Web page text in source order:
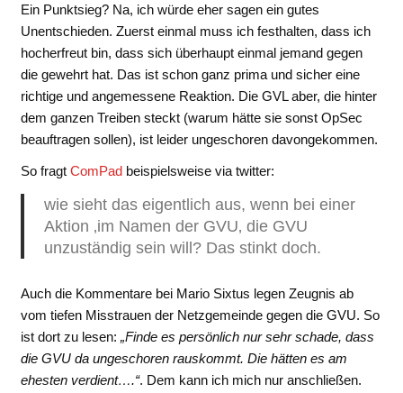
Ein Punktsieg? Na, ich würde eher sagen ein gutes
Unentschieden. Zuerst einmal muss ich festhalten, dass ich
hocherfreut bin, dass sich überhaupt einmal jemand gegen
die gewehrt hat. Das ist schon ganz prima und sicher eine
richtige und angemessene Reaktion. Die GVL aber, die hinter
dem ganzen Treiben steckt (warum hätte sie sonst OpSec
beauftragen sollen), ist leider ungeschoren davongekommen.
So fragt ComPadbeispielsweise via twitter:
wie sieht das eigentlich aus, wenn bei einer
Aktion ‚im Namen der GVU‚ die GVU
unzuständig sein will? Das stinkt doch.
Auch die Kommentare bei Mario Sixtus legen Zeugnis ab
vom tiefen Misstrauen der Netzgemeinde gegen die GVU. So
ist dort zu lesen: „Finde es persönlich nur sehr schade, dass
die GVU da ungeschoren rauskommt. Die hätten es am
ehesten verdient….“. Dem kann ich mich nur anschließen.